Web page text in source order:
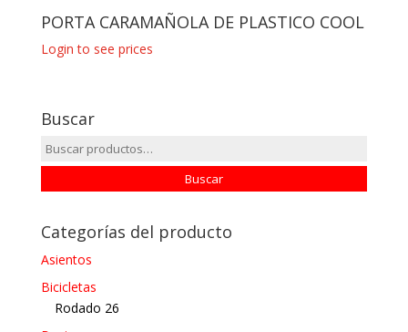
PORTA CARAMAÑOLA DE PLASTICO COOL
Login to see prices
Buscar
Buscar
por:
Buscar
Categorías del producto
Asientos
Bicicletas
Rodado 26